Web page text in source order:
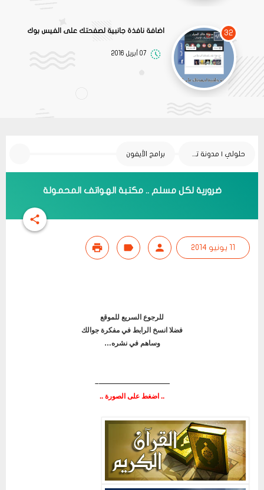
32 اضافة نافذة جانبية لصفحتك على الفيس بوك
07 أبريل 2016
حلولي | مدونة تقنية برامج الأيفون
ضرورية لكل مسلم .. مكتبة الهواتف المحمولة
للرجوع السريع للموقع
فضلا انسخ الرابط في مفكرة جوالك
وساهم في نشره…
——————————–
.. اضغط على الصورة ..